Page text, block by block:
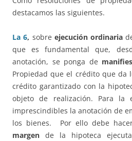
destacamos las siguientes.
La 6, sobre ejecución ordinaria
que es fundamental que,
anotación, se ponga de
Propiedad que el crédito que da
crédito garantizado con la
objeto de realización. Para la
imprescindibles la anotación de
los bienes. Por ello debe
margen de la hipoteca